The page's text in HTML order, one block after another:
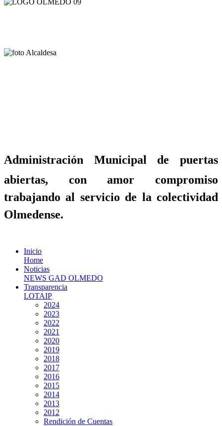
Administración Municipal de puertas
abiertas, con amor compromiso
trabajando al servicio de la colectividad
Olmedense.
Inicio
Home
Noticias
NEWS GAD OLMEDO
Transparencia
LOTAIP
2024
2023
2022
2021
2020
2019
2018
2017
2016
2015
2014
2013
2012
Rendición de Cuentas